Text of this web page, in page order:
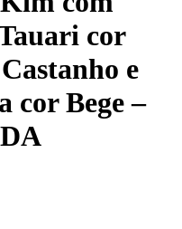
cor
e
cor Bege –